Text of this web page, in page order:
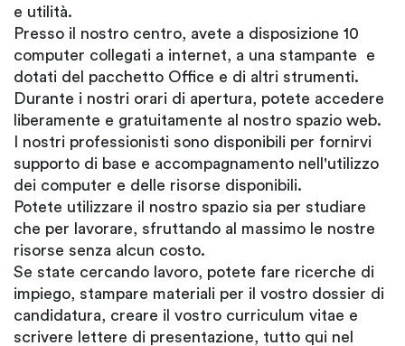
e utilità.
Presso il nostro centro, avete a disposizione 10
computer collegati a internet, a una stampante e
dotati del pacchetto Office e di altri strumenti.
Durante i nostri orari di apertura, potete accedere
liberamente e gratuitamente al nostro spazio web.
I nostri professionisti sono disponibili per fornirvi
supporto di base e accompagnamento nell'utilizzo
dei computer e delle risorse disponibili.
Potete utilizzare il nostro spazio sia per studiare
che per lavorare, sfruttando al massimo le nostre
risorse senza alcun costo.
Se state cercando lavoro, potete fare ricerche di
impiego, stampare materiali per il vostro dossier di
candidatura, creare il vostro curriculum vitae e
scrivere lettere di presentazione, tutto qui nel